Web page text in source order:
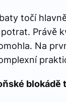
točí
Právě
Na
blokádě